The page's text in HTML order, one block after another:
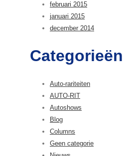
februari 2015
januari 2015
december 2014
Categorieën
Auto-rariteiten
AUTO-RIT
Autoshows
Blog
Columns
Geen categorie